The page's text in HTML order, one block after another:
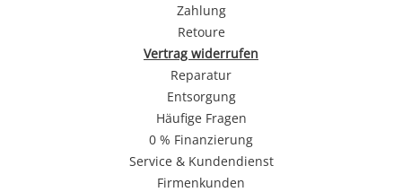
Zahlung
Retoure
Vertrag widerrufen
Reparatur
Entsorgung
Häufige Fragen
0 % Finanzierung
Service & Kundendienst
Firmenkunden